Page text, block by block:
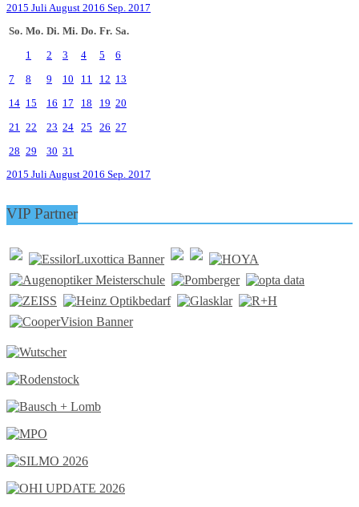
2015 Juli August 2016 Sep. 2017
So. Mo. Di. Mi. Do. Fr. Sa.
1
2 3 4 5
6
7
8 9 10 11 12 13
14 15 16 17 18 19 20
21
22 23 24 25 26 27
28 29 30 31
2015 Juli August 2016 Sep. 2017
VIP Partner